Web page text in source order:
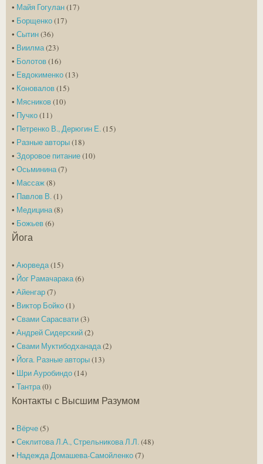
• Майя Гогулан(17)
• Борщенко(17)
• Сытин(36)
• Виилма(23)
• Болотов(16)
• Евдокименко(13)
• Коновалов(15)
• Мясников(10)
• Пучко(11)
• Петренко В., Дерюгин Е. (15)
• Разные авторы(18)
• Здоровое питание(10)
• Осьминина(7)
• Массаж(8)
• Павлов В. (1)
• Медицина(8)
• Божьев(6)
Йога
• Аюрведа(15)
• Йог Рамачарака(6)
• Айенгар(7)
• Виктор Бойко(1)
• Свами Сарасвати(3)
• Андрей Сидерский(2)
• Свами Муктибодханада(2)
• Йога. Разные авторы(13)
• Шри Ауробиндо(14)
• Тантра(0)
Контакты с Высшим Разумом
• Вёрче(5)
• Секлитова Л.А., Стрельникова Л.Л. (48)
• Надежда Домашева-Самойленко(7)